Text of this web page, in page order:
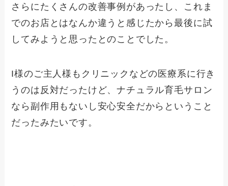
さらにたくさんの改善事例があったし、これま
でのお店とはなんか違うと感じたから最後に試
してみようと思ったとのことでした。
I様のご主人様もクリニックなどの医療系に行き
うのは反対だったけど、ナチュラル育毛サロン
なら副作用もないし安心安全だからということ
だったみたいです。